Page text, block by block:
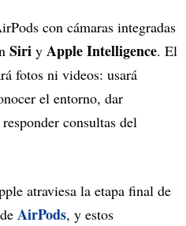
con cámaras integradas
Siri y Apple Intelligence. El
fotos ni videos: usará
el entorno, dar
consultas del
atraviesa la etapa final de
AirPods, y estos